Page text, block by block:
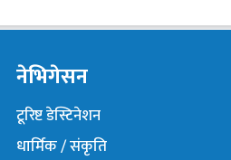
नेभिगेसन
टूरिष्ट डेस्टिनेशन
धार्मिक / संकृति